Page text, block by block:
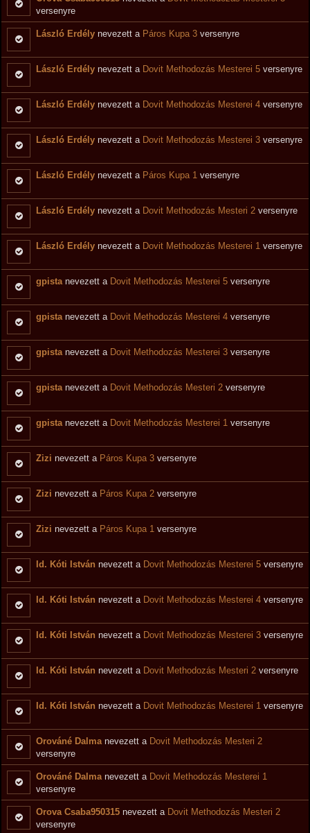
versenyre
László Erdély nevezett a Páros Kupa 3 versenyre
László Erdély nevezett a Dovit Methodozás Mesterei 5 versenyre
László Erdély nevezett a Dovit Methodozás Mesterei 4 versenyre
László Erdély nevezett a Dovit Methodozás Mesterei 3 versenyre
László Erdély nevezett a Páros Kupa 1 versenyre
László Erdély nevezett a Dovit Methodozás Mesteri 2 versenyre
László Erdély nevezett a Dovit Methodozás Mesterei 1 versenyre
gpistanevezett a Dovit Methodozás Mesterei 5 versenyre
gpistanevezett a Dovit Methodozás Mesterei 4 versenyre
gpistanevezett a Dovit Methodozás Mesterei 3 versenyre
gpistanevezett a Dovit Methodozás Mesteri 2 versenyre
gpistanevezett a Dovit Methodozás Mesterei 1 versenyre
Zizi nevezett a Páros Kupa 3 versenyre
Zizi nevezett a Páros Kupa 2 versenyre
Zizi nevezett a Páros Kupa 1 versenyre
Id. Kóti István nevezett a Dovit Methodozás Mesterei 5 versenyre
Id. Kóti István nevezett a Dovit Methodozás Mesterei 4 versenyre
Id. Kóti István nevezett a Dovit Methodozás Mesterei 3 versenyre
Id. Kóti István nevezett a Dovit Methodozás Mesteri 2 versenyre
Id. Kóti István nevezett a Dovit Methodozás Mesterei 1 versenyre
Orováné Dalma nevezett a Dovit Methodozás Mesteri 2
versenyre
Orováné Dalma nevezett a Dovit Methodozás Mesterei 1
versenyre
Orova Csaba950315 nevezett a Dovit Methodozás Mesteri 2
versenyre